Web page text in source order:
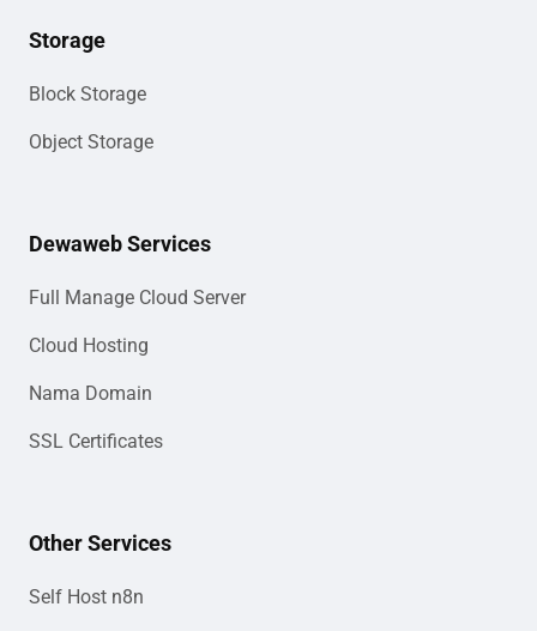
Storage
Block Storage
Object Storage
Dewaweb Services
Full Manage Cloud Server
Cloud Hosting
Nama Domain
SSL Certificates
Other Services
Self Host n8n